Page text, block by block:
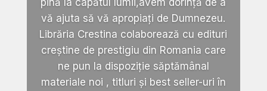
vă ajuta să vă apropiați de Dumnezeu.
Librăria Crestina colaborează cu edituri
creștine de prestigiu din Romania care
ne pun la dispoziție săptămânal
materiale noi , titluri și best seller-uri în